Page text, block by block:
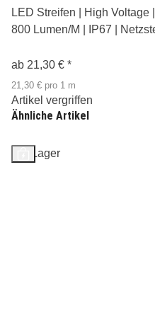
LED Streifen | High Voltage
800 Lumen/M | IP67 |
ab 21,30 € *
21,30 € pro 1 m
Artikel vergriffen
Ähnliche Artikel
Auf Lager